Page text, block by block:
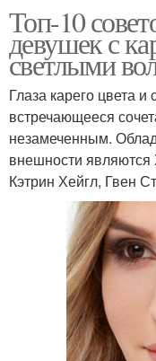
Топ-10
девушек с
светлыми
Глаза карего цвета
встречающееся
незамеченным.
внешности
Кэтрин Хейгл, Гвен